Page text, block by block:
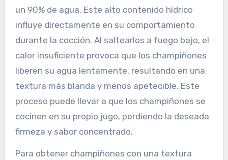
un 90% de agua. Este alto contenido hídrico
influye directamente en su comportamiento
durante la cocción. Al saltearlos a fuego bajo, el
calor insuficiente provoca que los champiñones
liberen su agua lentamente, resultando en una
textura más blanda y menos apetecible. Este
proceso puede llevar a que los champiñones se
cocinen en su propio jugo, perdiendo la deseada
firmeza y sabor concentrado.
Para obtener champiñones con una textura